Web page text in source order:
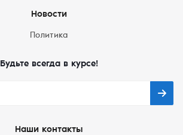
Новости
Политика
Будьте всегда в курсе!
Наши контакты